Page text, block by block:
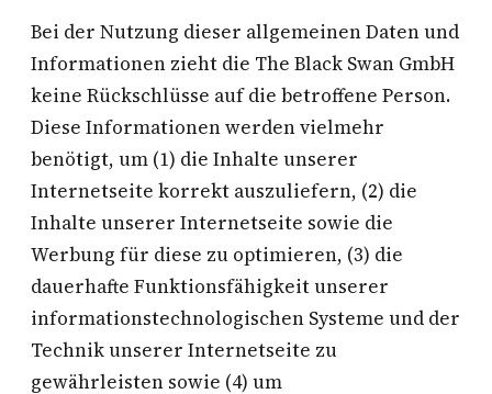
Bei der Nutzung dieser allgemeinen Daten und
Informationen zieht die The Black Swan GmbH
keine Rückschlüsse auf die betroffene Person.
Diese Informationen werden vielmehr
benötigt, um (1) die Inhalte unserer
Internetseite korrekt auszuliefern, (2) die
Inhalte unserer Internetseite sowie die
Werbung für diese zu optimieren, (3) die
dauerhafte Funktionsfähigkeit unserer
informationstechnologischen Systeme und der
Technik unserer Internetseite zu
gewährleisten sowie (4) um